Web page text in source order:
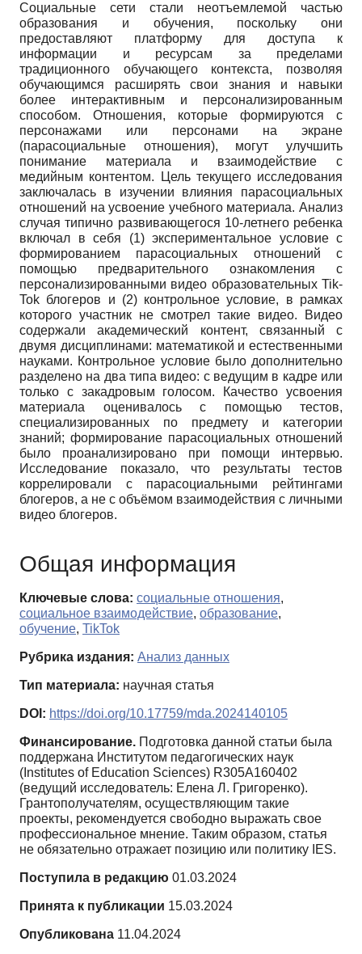
Социальные сети стали неотъемлемой частью
образования и обучения, поскольку они
предоставляют платформу для доступа к
информации и ресурсам за пределами
традиционного обучающего контекста, позволяя
обучающимся расширять свои знания и навыки
более интерактивным и персонализированным
способом. Отношения, которые формируются с
персонажами или персонами на экране
(парасоциальные отношения), могут улучшить
понимание материала и взаимодействие с
медийным контентом. Цель текущего исследования
заключалась в изучении влияния парасоциальных
отношений на усвоение учебного материала. Анализ
случая типично развивающегося 10-летнего ребенка
включал в себя (1) экспериментальное условие с
формированием парасоциальных отношений с
помощью предварительного ознакомления с
персонализированными видео образовательных Tik-
Tok блогеров и (2) контрольное условие, в рамках
которого участник не смотрел такие видео. Видео
содержали академический контент, связанный с
двумя дисциплинами: математикой и естественными
науками. Контрольное условие было дополнительно
разделено на два типа видео: с ведущим в кадре или
только с закадровым голосом. Качество усвоения
материала оценивалось с помощью тестов,
специализированных по предмету и категории
знаний; формирование парасоциальных отношений
было проанализировано при помощи интервью.
Исследование показало, что результаты тестов
коррелировали с парасоциальными рейтингами
блогеров, а не с объёмом взаимодействия с личными
видео блогеров.
Общая информация
Ключевые слова: социальные отношения,
социальное взаимодействие, образование,
обучение, TikTok
Рубрика издания: Анализ данных
Тип материала: научная статья
DOI: https://doi.org/10.17759/mda.2024140105
Финансирование. Подготовка данной статьи была
поддержана Институтом педагогических наук
(Institutes of Education Sciences) R305A160402
(ведущий исследователь: Елена Л. Григоренко).
Грантополучателям, осуществляющим такие
проекты, рекомендуется свободно выражать свое
профессиональное мнение. Таким образом, статья
не обязательно отражает позицию или политику IES.
Поступила в редакцию 01.03.2024
Принята к публикации 15.03.2024
Опубликована 11.04.2024